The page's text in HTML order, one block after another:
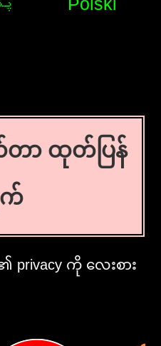
ာ ထုတ်ပြန်
က်
privacy ကို လေးစား